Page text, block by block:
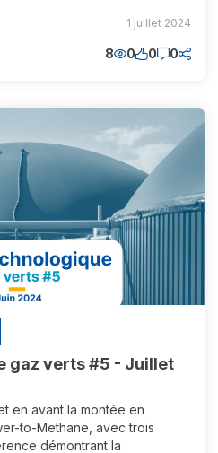
1 juillet 2024
8 0 0 0
gaz verts #5 - Juillet
en avant la montée en
to-Methane, avec trois
démontrant la